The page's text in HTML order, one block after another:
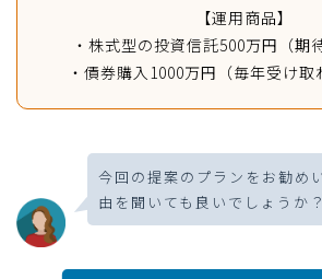
【運用商品】
・株式型の投資信託500万円（期
・債券購入1000万円（毎年受け取
今回の提案のプランをお勧め
由を聞いても良いでしょうか？